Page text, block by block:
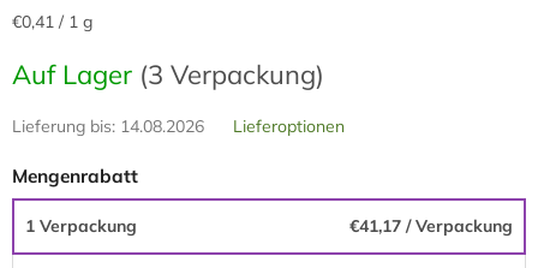
Verkaufspreis:
€0,41 / 1 g
Auf Lager (3 Verpackung)
Lieferung bis: 14.08.2026 Lieferoptionen
Mengenrabatt
1 Verpackung €41,17 / Verpackung